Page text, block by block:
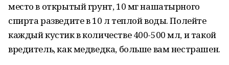
место в открытый грунт, 10 мг нашатырного
спирта разведите в 10 л теплой воды. Полейте
каждый кустик в количестве 400-500 мл, и такой
вредитель, как медведка, больше вам нестрашен.